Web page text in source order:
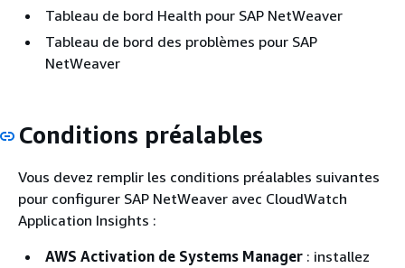
Tableau de bord Health pour SAP NetWeaver
Tableau de bord des problèmes pour SAP
NetWeaver
Conditions préalables
Vous devez remplir les conditions préalables suivantes
pour configurer SAP NetWeaver avec CloudWatch
Application Insights :
AWS Activation de Systems Manager : installez